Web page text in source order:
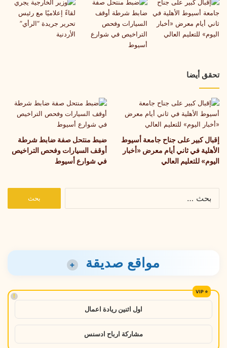
تحقق أيضا
إقبال كبير على جناح جامعة أسيوط
الأهلية في ثاني أيام معرض «أخبار
اليوم» للتعليم العالي
ضبط منتحل صفة ضابط شرطة
أوقف السيارات وفحص التراخيص
في شوارع أسيوط
مواقع صديقة +
!
اول اثنين ريادة اعمال
مشاركة ارباح ادسنس